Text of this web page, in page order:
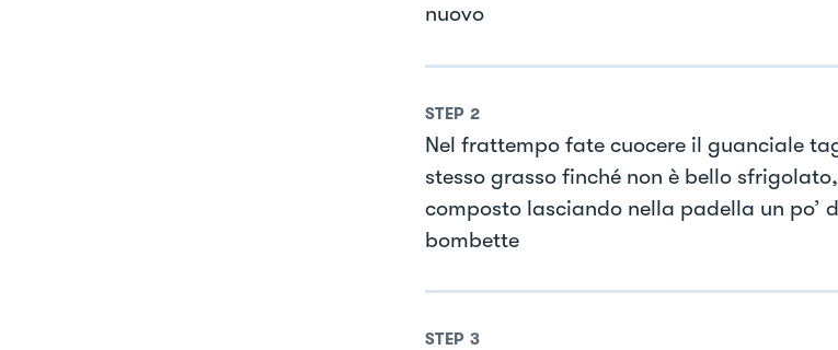
nuovo
STEP 2
Nel frattempo fate cuocere il guanciale
stesso grasso finché non è bello
composto lasciando nella padella un po’
bombette
STEP 3